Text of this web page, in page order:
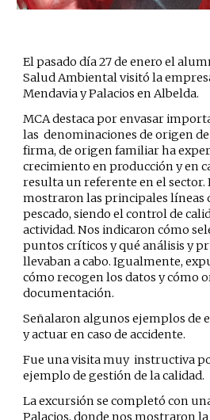
El pasado día 27 de enero el
Salud Ambiental visitó la
Mendavia y Palacios en Albelda.
MCA destaca por envasar
las denominaciones de origen
firma, de origen familiar ha
crecimiento en producción y en
resulta un referente en el sector.
mostraron las principales líneas
pescado, siendo el control de
actividad. Nos indicaron cómo
puntos críticos y qué análisis y
llevaban a cabo. Igualmente,
cómo recogen los datos y cómo
documentación.
Señalaron algunos ejemplos de
y actuar en caso de accidente.
Fue una visita muy instructiva
ejemplo de gestión de la calidad.
La excursión se completó con
Palacios, donde nos mostraron